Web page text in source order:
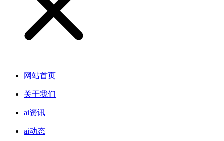
网站首页
关于我们
ai资讯
ai动态